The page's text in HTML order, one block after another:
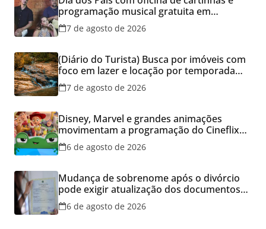
programação musical gratuita em
Aparecida de Goiânia
7 de agosto de 2026
(Diário do Turista) Busca por imóveis com
foco em lazer e locação por temporada
cresce no Brasil
7 de agosto de 2026
Disney, Marvel e grandes animações
movimentam a programação do Cineflix
do Aparecida Shopping
6 de agosto de 2026
Mudança de sobrenome após o divórcio
pode exigir atualização dos documentos
dos filhos para evitar transtornos
6 de agosto de 2026